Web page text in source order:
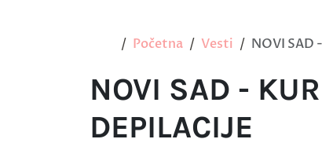
Početna Vesti NOVI SAD
NOVI SAD -
DEPILACIJE